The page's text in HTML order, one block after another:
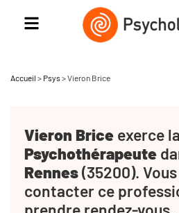
Accueil > Psys >Vieron Brice
Vieron Brice exerce
Psychothérapeute
Rennes(35200).
contacter ce